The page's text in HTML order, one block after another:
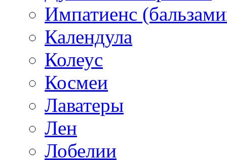
Импатиенс
Календула
Колеус
Космеи
Лаватеры
Лен
Лобелии